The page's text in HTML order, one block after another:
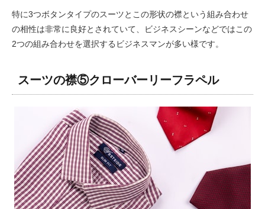
特に3つボタンタイプのスーツとこの形状の襟という組み合わせ
の相性は非常に良好とされていて、ビジネスシーンなどではこの
2つの組み合わせを選択するビジネスマンが多い様です。
スーツの襟⑤クローバーリーフラペル